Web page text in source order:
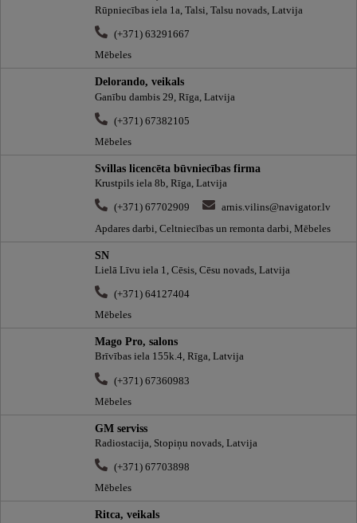
Rūpniecības iela 1a, Talsi, Talsu novads, Latvija
(+371) 63291667
Mēbeles
Delorando, veikals
Ganību dambis 29, Rīga, Latvija
(+371) 67382105
Mēbeles
Svillas licencēta būvniecības firma
Krustpils iela 8b, Rīga, Latvija
(+371) 67702909
arnis.vilins@navigator.lv
Apdares darbi, Celtniecības un remonta darbi, Mēbeles
SN
Lielā Līvu iela 1, Cēsis, Cēsu novads, Latvija
(+371) 64127404
Mēbeles
Mago Pro, salons
Brīvības iela 155k.4, Rīga, Latvija
(+371) 67360983
Mēbeles
GM serviss
Radiostacija, Stopiņu novads, Latvija
(+371) 67703898
Mēbeles
Ritca, veikals